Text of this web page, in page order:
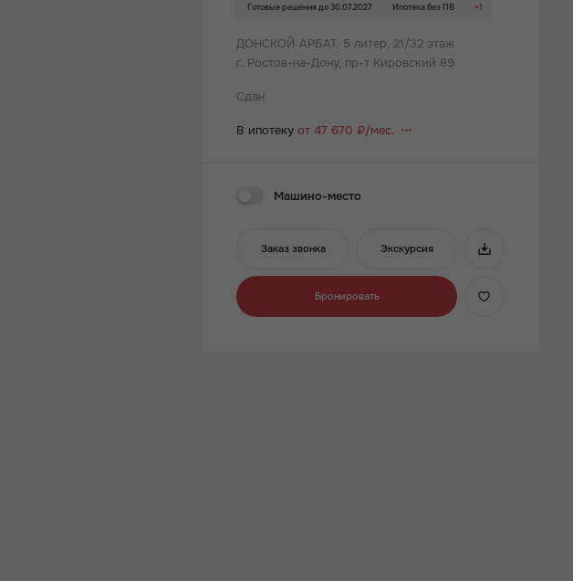
Готовые решения до 30.07.2027 Ипотека без ПВ +1
ДОНСКОЙ АРБАТ, 5 литер, 21/32 этаж
г. Ростов-на-Дону, пр-т Кировский 89
Сдан
В ипотекуот 47 670 ₽/мес.
Машино-место
Заказ звонка Экскурсия
Бронировать